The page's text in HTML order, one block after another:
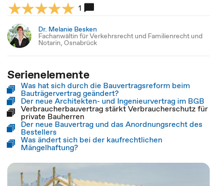
1
Dr. Melanie Besken
Fachanwältin für Verkehrsrecht und Familienrecht und
Notarin, Osnabrück
Serienelemente
Was hat sich durch die Bauvertragsreform beim
Bauträgervertrag geändert?
Der neue Architekten- und Ingenieurvertrag im BGB
Verbraucherbauvertrag stärkt Verbraucherschutz für
private Bauherren
Der neue Bauvertrag und das Anordnungsrecht des
Bestellers
Was ändert sich bei der kaufrechtlichen
Mängelhaftung?